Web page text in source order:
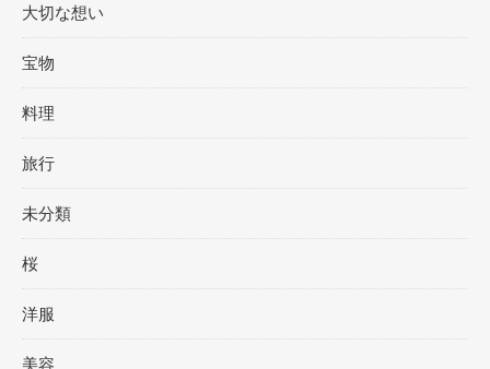
大切な想い
宝物
料理
旅行
未分類
桜
洋服
美容